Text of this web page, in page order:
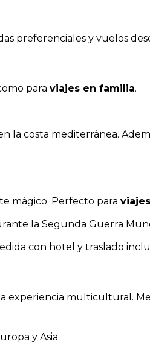
preferenciales y vuelos
para viajes en familia.
costa mediterránea.
mágico. Perfecto para
la Segunda Guerra
con hotel y traslado
multicultural.
y Asia.